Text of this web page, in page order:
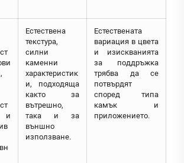
Естествена
текстура,
силни
каменни
характеристик
и, подходяща
както за
вътрешно,
така и за
външно
използване.
Естествената
вариация в цвета
и изискванията
за поддръжка
трябва да се
потвърдят
според типа
камък и
приложението.